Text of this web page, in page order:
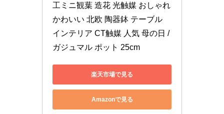
工ミニ観葉 造花 光触媒 おしゃれ
かわいい 北欧 陶器鉢 テーブル
インテリア CT触媒 人気 母の日 /
ガジュマル ポット 25cm
楽天市場で見る
Amazonで見る